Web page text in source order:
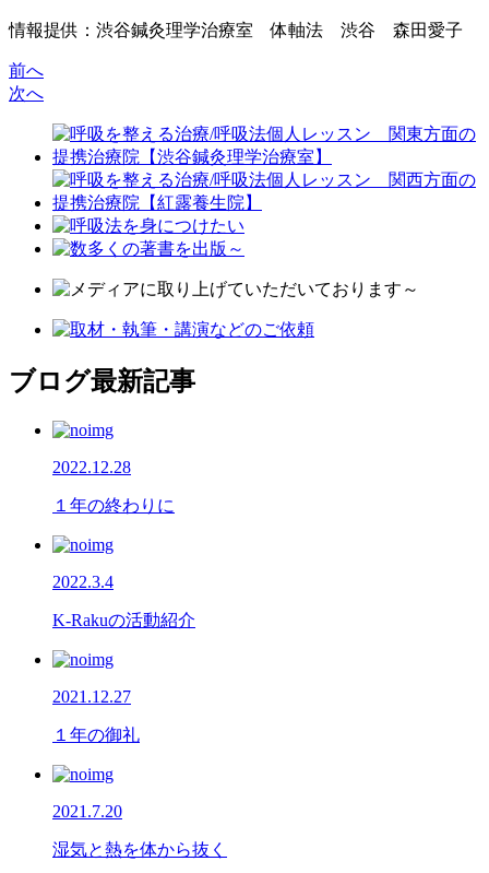
情報提供：渋谷鍼灸理学治療室 体軸法 渋谷 森田愛子
前へ
次へ
ブログ最新記事
2022.12.28
１年の終わりに
2022.3.4
K-Rakuの活動紹介
2021.12.27
１年の御礼
2021.7.20
湿気と熱を体から抜く